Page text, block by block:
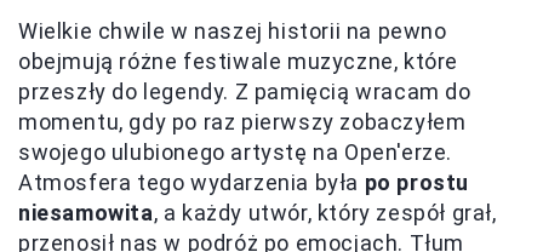
Wielkie chwile w naszej historii na pewno
obejmują różne festiwale muzyczne, które
przeszły do legendy. Z pamięcią wracam do
momentu, gdy po raz pierwszy zobaczyłem
swojego ulubionego artystę na Open'erze.
Atmosfera tego wydarzenia była po prostu
niesamowita, a każdy utwór, który zespół grał,
przenosił nas w podróż po emocjach. Tłum